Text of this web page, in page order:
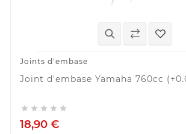
Joints d'embase
Joint d'embase Yamaha 760cc
    
18,90 €